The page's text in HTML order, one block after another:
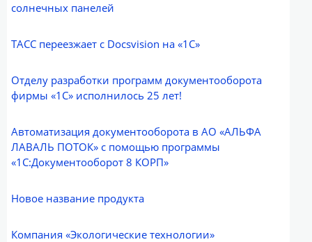
солнечных панелей
ТАСС переезжает с Docsvision на «1С»
Отделу разработки программ документооборота
фирмы «1С» исполнилось 25 лет!
Автоматизация документооборота в АО «АЛЬФА
ЛАВАЛЬ ПОТОК» с помощью программы
«1С:Документооборот 8 КОРП»
Новое название продукта
Компания «Экологические технологии»